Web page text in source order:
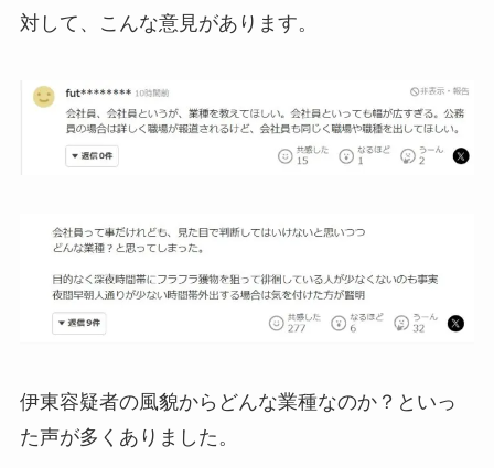
対して、こんな意見があります。
伊東容疑者の風貌からどんな業種なのか？といっ
た声が多くありました。